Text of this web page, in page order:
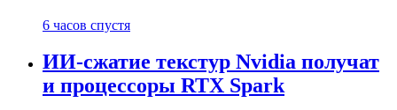
6 часов спустя
ИИ-сжатие текстур Nvidia получат
и процессоры RTX Spark